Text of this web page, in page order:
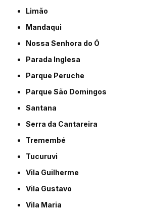
Limão
Mandaqui
Nossa Senhora do Ó
Parada Inglesa
Parque Peruche
Parque São Domingos
Santana
Serra da Cantareira
Tremembé
Tucuruvi
Vila Guilherme
Vila Gustavo
Vila Maria